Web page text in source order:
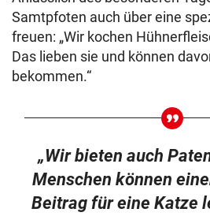
Samtpfoten auch über eine
freuen: „Wir kochen
Das lieben sie und können
bekommen.“
„Wir bieten auch
Menschen können
Beitrag für eine Katze